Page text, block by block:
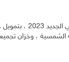
تزامنناً مع
، وخط ضخ بطول 900 متر ، لـ قرية الطور - مديرية